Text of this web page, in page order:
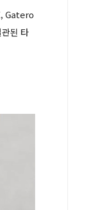
Gatero
된 타